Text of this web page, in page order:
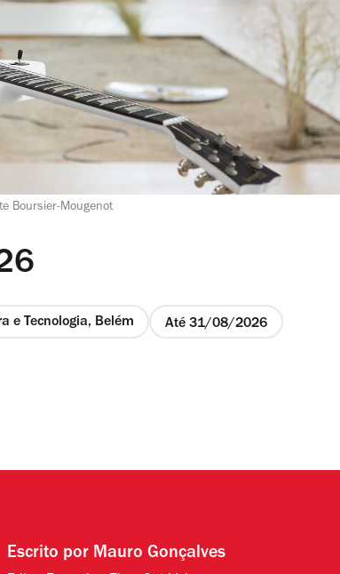
Boursier-Mougenot
e Tecnologia, Belém Até 31/08/2026
Escrito por Mauro Gonçalves